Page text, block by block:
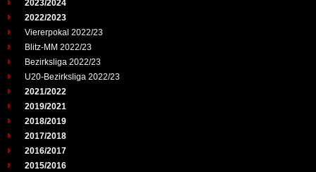
2023/2024
2022/2023
Viererpokal 2022/23
Blitz-MM 2022/23
Bezirksliga 2022/23
U20-Bezirksliga 2022/23
2021/2022
2019/2021
2018/2019
2017/2018
2016/2017
2015/2016